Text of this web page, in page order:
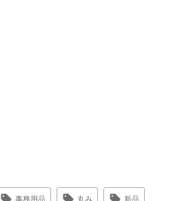
事務用品 丸み 新品